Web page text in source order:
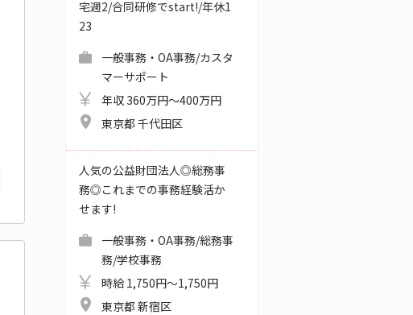
宅週2/合同研修でstart!/年休1
23
一般事務・OA事務/カスタ
マーサポート
年収 360万円～400万円
東京都 千代田区
人気の公益財団法人◎総務事
務◎これまでの事務経験活か
せます!
一般事務・OA事務/総務事
務/学校事務
時給 1,750円～1,750円
東京都 新宿区